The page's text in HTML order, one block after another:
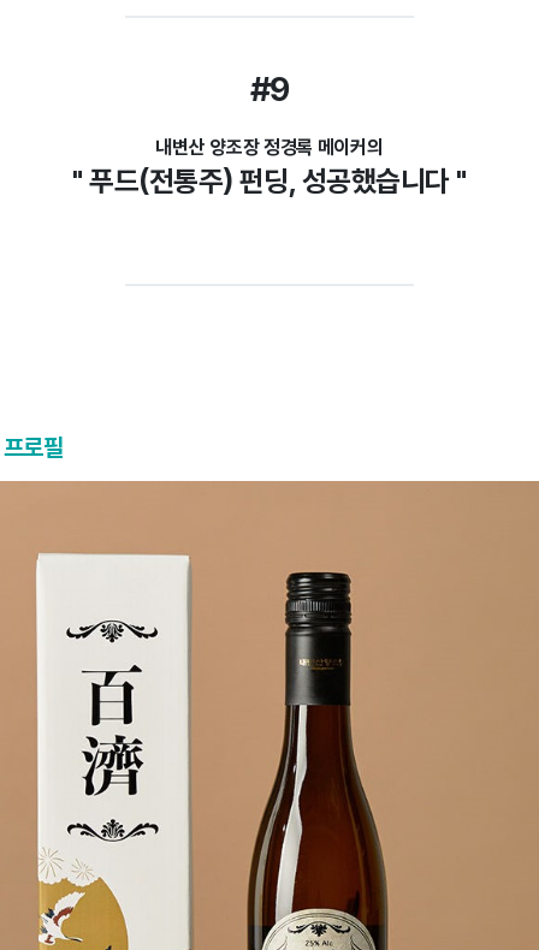
#9
내변산 양조장 정경록 메이커의
" 푸드(전통주) 펀딩, 성공했습니다 "
로필